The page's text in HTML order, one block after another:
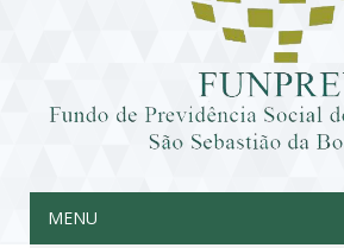
MENU